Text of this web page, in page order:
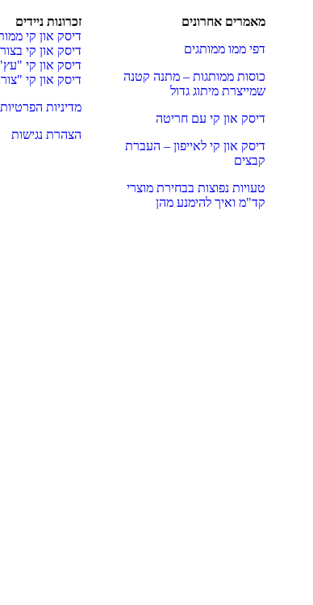
מאמרים אחרונים
דפי ממו ממותגים
כוסות ממותגות – מתנה קטנה
שמייצרת מיתוג גדול
דיסק און קי עם חריטה
דיסק און קי לאייפון – העברת
קבצים
טעויות נפוצות בבחירת מוצרי
קד"מ ואיך להימנע מהן
זכרונות ניידים
דיסק און קי
דיסק און קי
דיסק און קי
דיסק און קי
מדיניות הפרטיות
הצהרת נגישות